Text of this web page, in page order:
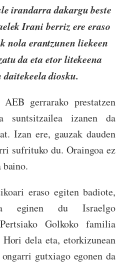
irandarra dakargu beste
Irani berriz ere eraso
nola erantzunen liekeen
da eta etor litekeena
diosku.
gerrarako prestatzen
suntsitzailea izanen da
Izan ere, gauzak dauden
sufrituko du. Oraingoa ez
baino.
eraso egiten badiote,
eginen du Israelgo
Golkoko familia
dela eta, etorkizunean
gutxiago egonen da